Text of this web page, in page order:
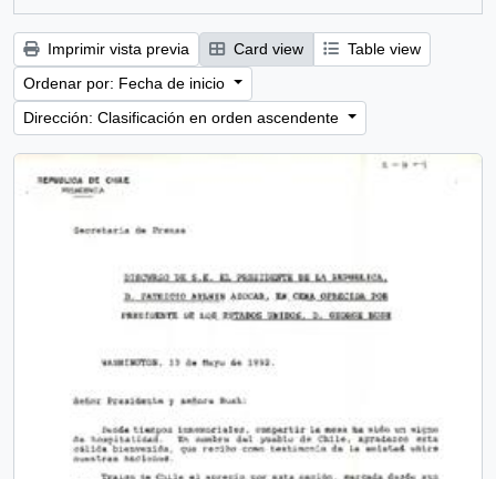
Imprimir vista previa Card view
Table view
Ordenar por: Fecha de inicio
Dirección: Clasificación en orden ascendente